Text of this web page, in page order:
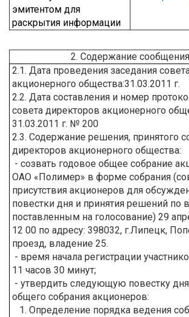
эмитентом для
раскрытия информации
2. Содержание сообщения
2.1. Дата проведения заседания
акционерного общества:31.03.2011 г.
2.2. Дата составления и номер
совета директоров акционерного
31.03.2011 г. № 200
2.3. Содержание решения, принятого
директоров акционерного общества:
- созвать годовое общее собрание
ОАО «Полимер» в форме собрания
присутствия акционеров для
повестки дня и принятия решений по
поставленным на голосование) 29
12 00 по адресу: 398032, г.Липецк,
проезд, владение 25.
- время начала регистрации
11 часов 30 минут;
- утвердить следующую повестку
общего собрания акционеров:
1. Определение порядка ведения